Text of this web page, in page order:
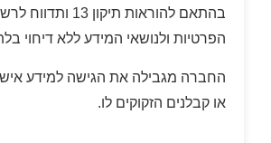
בהתאם להוראות תיקון
הפרטיות ולנושאי המידע ללא דיחוי
החברה מגבילה את הגישה למידע
או קבלנים הזקוקים לו.